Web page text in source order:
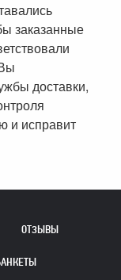
заказанные
доставки,
и исправит
ОТЗЫВЫ